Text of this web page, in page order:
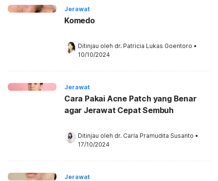
Jerawat
Komedo
Ditinjau oleh dr. Patricia Lukas Goentoro •
10/10/2024
Jerawat
Cara Pakai Acne Patch yang Benar
agar Jerawat Cepat Sembuh
Ditinjau oleh dr. Carla Pramudita Susanto •
17/10/2024
Jerawat